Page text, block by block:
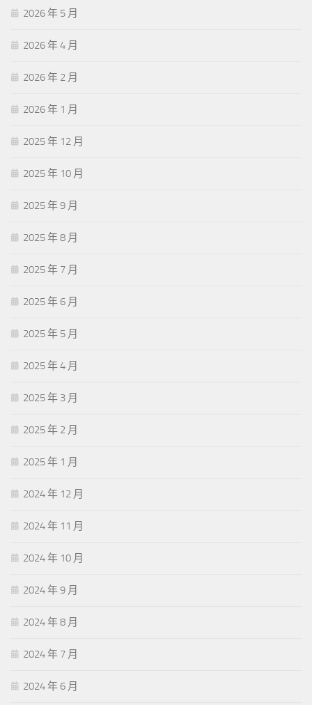
2026 年 5 月
2026 年 4 月
2026 年 2 月
2026 年 1 月
2025 年 12 月
2025 年 10 月
2025 年 9 月
2025 年 8 月
2025 年 7 月
2025 年 6 月
2025 年 5 月
2025 年 4 月
2025 年 3 月
2025 年 2 月
2025 年 1 月
2024 年 12 月
2024 年 11 月
2024 年 10 月
2024 年 9 月
2024 年 8 月
2024 年 7 月
2024 年 6 月